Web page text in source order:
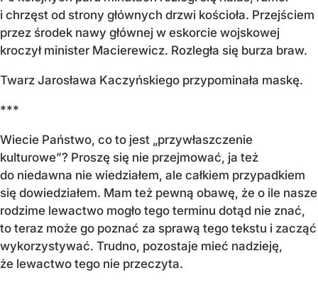
i chrzęst od strony głównych drzwi kościoła. Przejściem
przez środek nawy głównej w eskorcie wojskowej
kroczył minister Macierewicz. Rozległa się burza braw.
Twarz Jarosława Kaczyńskiego przypominała maskę.
***
Wiecie Państwo, co to jest „przywłaszczenie
kulturowe”? Proszę się nie przejmować, ja też
do niedawna nie wiedziałem, ale całkiem przypadkiem
się dowiedziałem. Mam też pewną obawę, że o ile nasze
rodzime lewactwo mogło tego terminu dotąd nie znać,
to teraz może go poznać za sprawą tego tekstu i zacząć
wykorzystywać. Trudno, pozostaje mieć nadzieję,
że lewactwo tego nie przeczyta.